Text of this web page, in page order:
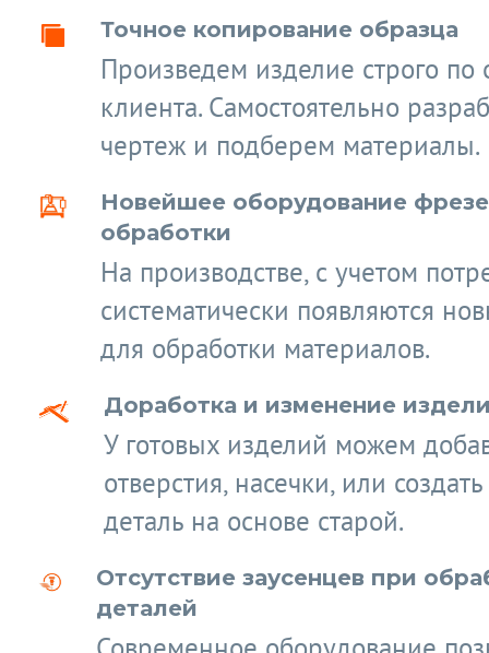
Точное копирование образца
Произведем изделие строго по
клиента. Самостоятельно
чертеж и подберем материалы.
Новейшее оборудование
обработки
На производстве, с учетом
систематически появляются
для обработки материалов.
Доработка и изменение
У готовых изделий можем
отверстия, насечки, или
деталь на основе старой.
Отсутствие заусенцев при
деталей